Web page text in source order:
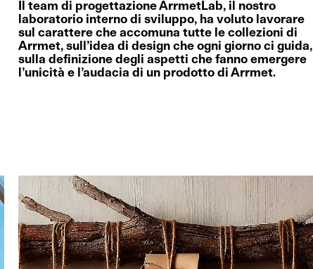
Il team di progettazione ArrmetLab, il nostro
laboratorio interno di sviluppo, ha voluto lavorare
sul carattere che accomuna tutte le collezioni di
Arrmet, sull’idea di design che ogni giorno ci guida,
sulla definizione degli aspetti che fanno emergere
l’unicità e l’audacia di un prodotto di Arrmet.